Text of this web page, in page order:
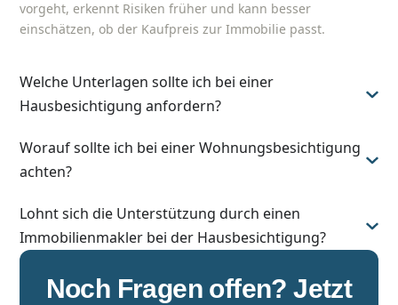
Noch Fragen offen? Jetzt
vorgeht, erkennt Risiken früher und kann besser
einschätzen, ob der Kaufpreis zur Immobilie passt.
Welche Unterlagen sollte ich bei einer
Hausbesichtigung anfordern?
Worauf sollte ich bei einer Wohnungsbesichtigung
achten?
Lohnt sich die Unterstützung durch einen
Immobilienmakler bei der Hausbesichtigung?